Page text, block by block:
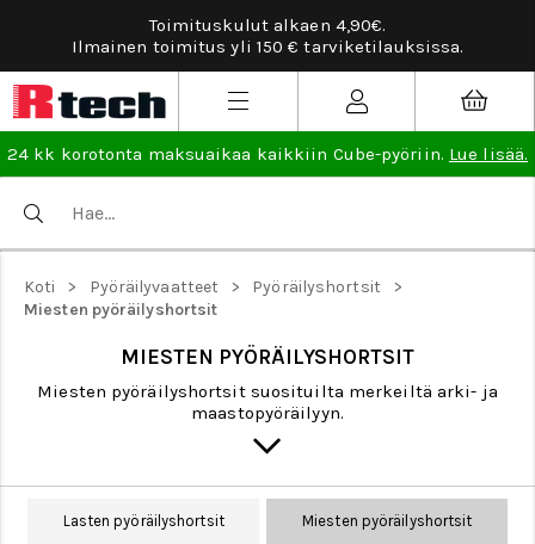
Toimituskulut alkaen 4,90€.
Ilmainen toimitus yli 150 € tarviketilauksissa.
24 kk korotonta maksuaikaa kaikkiin Cube-pyöriin. Lue lisää.
Koti > Pyöräilyvaatteet > Pyöräilyshortsit >
Miesten pyöräilyshortsit
MIESTEN PYÖRÄILYSHORTSIT
Miesten pyöräilyshortsit suosituilta merkeiltä arki- ja
maastopyöräilyyn.
Lasten pyöräilyshortsit Miesten pyöräilyshortsit